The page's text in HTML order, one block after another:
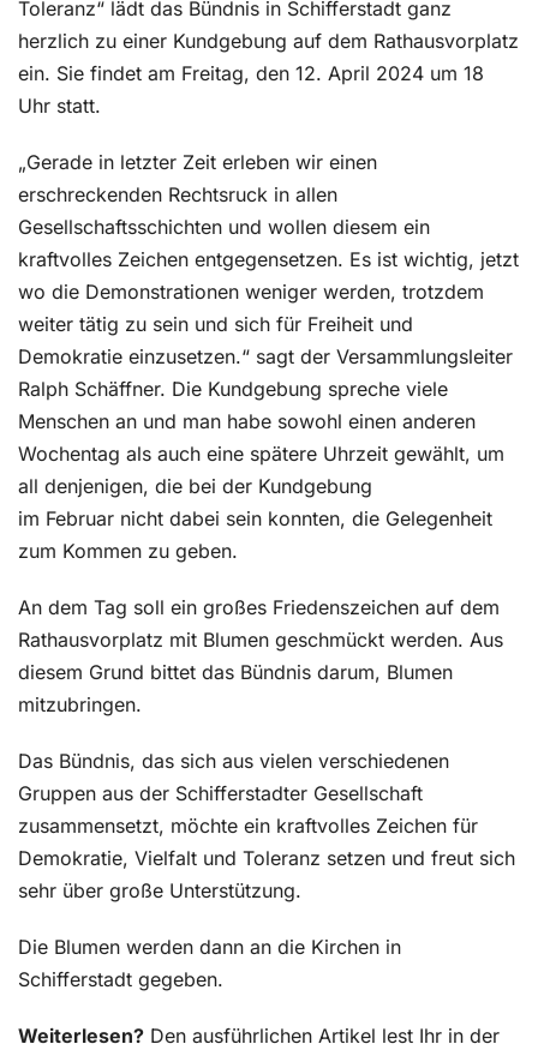
Toleranz“ lädt das Bündnis in Schifferstadt ganz
herzlich zu einer Kundgebung auf dem Rathausvorplatz
ein. Sie findet am Freitag, den 12. April 2024 um 18
Uhr statt.
„Gerade in letzter Zeit erleben wir einen
erschreckenden Rechtsruck in allen
Gesellschaftsschichten und wollen diesem ein
kraftvolles Zeichen entgegensetzen. Es ist wichtig, jetzt
wo die Demonstrationen weniger werden, trotzdem
weiter tätig zu sein und sich für Freiheit und
Demokratie einzusetzen.“ sagt der Versammlungsleiter
Ralph Schäffner. Die Kundgebung spreche viele
Menschen an und man habe sowohl einen anderen
Wochentag als auch eine spätere Uhrzeit gewählt, um
all denjenigen, die bei der Kundgebung
im Februar nicht dabei sein konnten, die Gelegenheit
zum Kommen zu geben.
An dem Tag soll ein großes Friedenszeichen auf dem
Rathausvorplatz mit Blumen geschmückt werden. Aus
diesem Grund bittet das Bündnis darum, Blumen
mitzubringen.
Das Bündnis, das sich aus vielen verschiedenen
Gruppen aus der Schifferstadter Gesellschaft
zusammensetzt, möchte ein kraftvolles Zeichen für
Demokratie, Vielfalt und Toleranz setzen und freut sich
sehr über große Unterstützung.
Die Blumen werden dann an die Kirchen in
Schifferstadt gegeben.
Weiterlesen? Den ausführlichen Artikel lest Ihr in der